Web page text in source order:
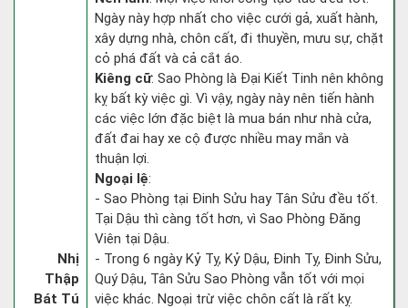
Nhị
Thập
Bát Tú
Ngày này hợp nhất cho việc cưới gả, xuất hành,
xây dựng nhà, chôn cất, đi thuyền, mưu sự, chặt
cỏ phá đất và cả cắt áo.
Kiêng cữ: Sao Phòng là Đại Kiết Tinh nên không
kỵ bất kỳ việc gì. Vì vậy, ngày này nên tiến hành
các việc lớn đặc biệt là mua bán như nhà cửa,
đất đai hay xe cộ được nhiều may mắn và
thuận lợi.
Ngoại lệ:
- Sao Phòng tại Đinh Sửu hay Tân Sửu đều tốt.
Tại Dậu thì càng tốt hơn, vì Sao Phòng Đăng
Viên tại Dậu.
- Trong 6 ngày Kỷ Tỵ, Kỷ Dậu, Đinh Tỵ, Đinh Sửu,
Quý Dậu, Tân Sửu Sao Phòng vẫn tốt với mọi
việc khác. Ngoại trừ việc chôn cất là rất kỵ.